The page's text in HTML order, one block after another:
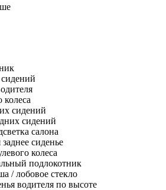
колеса
сидений
сидений
салона
сиденье
колеса
подлокотник
/ лобовое стекло
водителя по высоте